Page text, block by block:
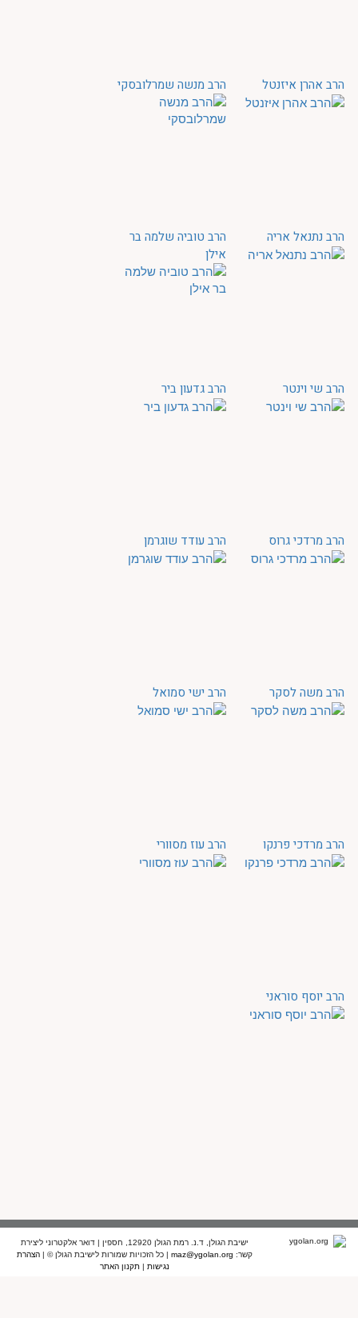
הרב אהרן איזנטל הרב מנשה שמרלובסקי
הרב נתנאל אריה
הרב טוביה שלמה בר
אילן
הרב שי וינטר הרב גדעון ביר
הרב מרדכי גרוס הרב עודד שוגרמן
הרב משה לסקר הרב ישי סמואל
הרב מרדכי פרנקו הרב עוז מסוורי
הרב יוסף סוראני
ישיבת הגולן, ד.נ. רמת הגולן 12920, חספין | דואר אלקטרוני ליצירת
קשר:maz@ygolan.org| כל הזכויות שמורות לישיבת הגולן © |הצהרת
נגישות|תקנון האתר